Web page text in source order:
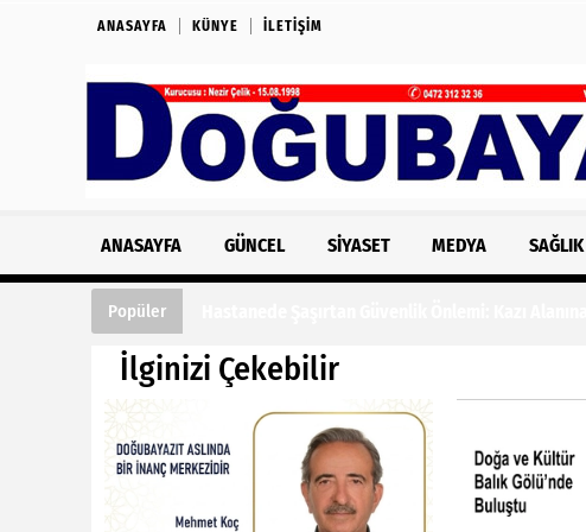
ANASAYFA KÜNYE İLETIŞIM
ANASAYFA GÜNCEL SIYASET MEDYA SAĞLIK
Popüler
İlginizi Çekebilir